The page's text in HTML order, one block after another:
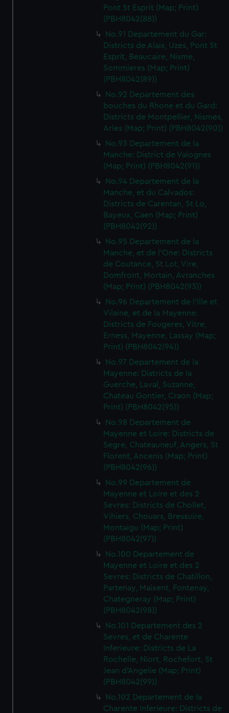
Pont St Esprit (Map; Print)
(PBH8042(88))
No.91 Departement du Gar:
Districts de Alais, Uzes, Pont St
Esprit, Beaucaire, Nisme,
Sommieres (Map; Print)
(PBH8042(89))
No.92 Departement des
bouches du Rhone et du Gard:
Districts de Montpellier, Nismes,
Arles (Map; Print) (PBH8042(90))
No.93 Departement de la
Manche: District de Valognes
(Map; Print) (PBH8042(91))
No.94 Departement de la
Manche, et du Calvados:
Districts de Carentan, St Lo,
Bayeux, Caen (Map; Print)
(PBH8042(92))
No.95 Departement de la
Manche, et de l'One: Districts
de Coutance, St Lot, Vire,
Domfront, Mortain, Avranches
(Map; Print) (PBH8042(93))
No.96 Departement de l'Ille et
Vilaine, et de la Mayenne:
Districts de Fougeres, Vitre,
Erness, Mayenne, Lassay (Map;
Print) (PBH8042(94))
No.97 Departement de la
Mayenne: Districts de la
Guerche, Laval, Suzanne,
Chateau Gontier, Craon (Map;
Print) (PBH8042(95))
No.98 Departement de
Mayenne et Loire: Districts de
Segre, Chateauneuf, Angers, St
Florent, Ancenis (Map; Print)
(PBH8042(96))
No.99 Departement de
Mayenne et Loire et des 2
Sevres: Districts de Chollet,
Vihiers, Chouars, Bressuire,
Montaigu (Map; Print)
(PBH8042(97))
No.100 Departement de
Mayenne et Loire et des 2
Sevres: Districts de Chatillon,
Partenay, Maixent, Fontenay,
Chategneray (Map; Print)
(PBH8042(98))
No.101 Departement des 2
Sevres, et de Charente
Inferieure: Districts de La
Rochelle, Niort, Rochefort, St
Jean d'Angelie (Map; Print)
(PBH8042(99))
No.102 Departement de la
Charente Inferieure: Districts de